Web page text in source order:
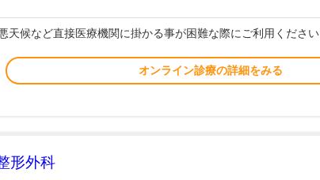
天候など直接医療機関に掛かる事が困難な際にご利用ください
オンライン診療の詳細をみる
形外科